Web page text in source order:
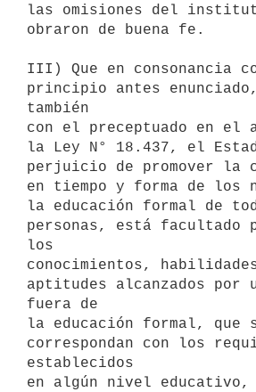
las omisiones del
obraron de buena fe.
III) Que en consonancia
principio antes
también
con el preceptuado en el
la Ley N° 18.437, el
perjuicio de promover la
en tiempo y forma de los
la educación formal de
personas, está facultado
los
conocimientos,
aptitudes alcanzados por
fuera de
la educación formal, que
correspondan con los
establecidos
en algún nivel educativo,